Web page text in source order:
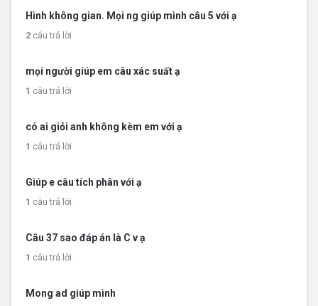
Hình không gian. Mọi ng giúp mình câu 5 với ạ
2 câu trả lời
mọi người giúp em câu xác suất ạ
1 câu trả lời
có ai giỏi anh không kèm em với ạ
1 câu trả lời
Giúp e câu tích phân với ạ
1 câu trả lời
Câu 37 sao đáp án là C v ạ
1 câu trả lời
Mong ad giúp mình